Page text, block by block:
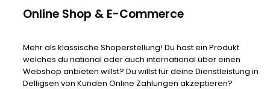
Online Shop & E-Commerce
Mehr als klassische Shoperstellung! Du hast ein Produkt
welches du national oder auch international über einen
Webshop anbieten willst? Du willst für deine Dienstleistung in
Delligsen von Kunden Online Zahlungen akzeptieren?